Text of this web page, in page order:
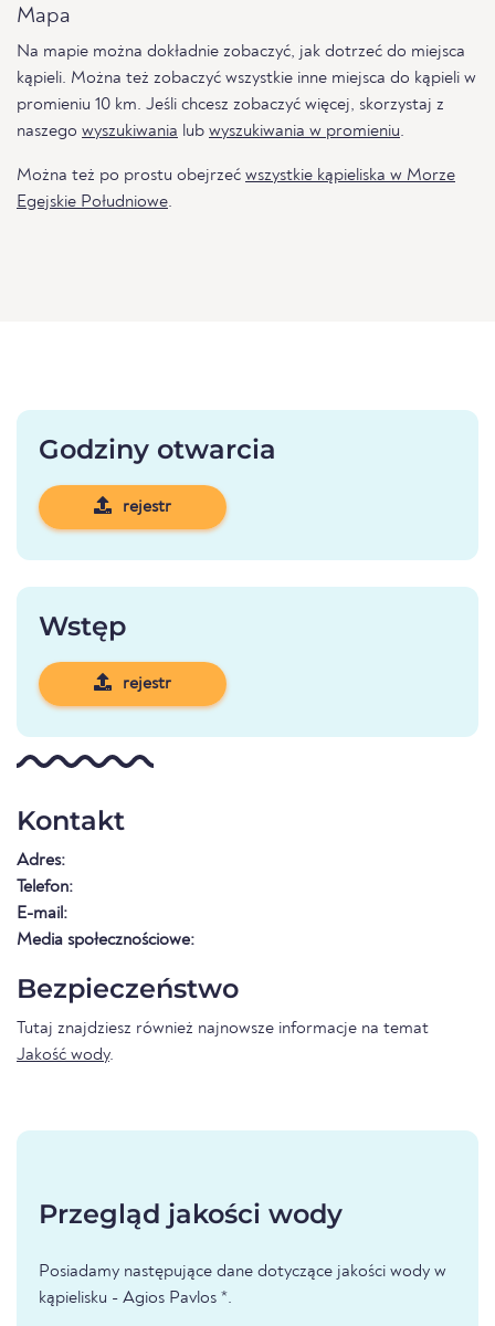
Mapa
Na mapie można dokładnie zobaczyć, jak dotrzeć do miejsca
kąpieli. Można też zobaczyć wszystkie inne miejsca do kąpieli w
promieniu 10 km. Jeśli chcesz zobaczyć więcej, skorzystaj z
naszego wyszukiwania lub wyszukiwania w promieniu.
Można też po prostu obejrzeć wszystkie kąpieliska w Morze
Egejskie Południowe.
Godziny otwarcia
rejestr
Wstęp
rejestr
Kontakt
Adres:
Telefon:
E-mail:
Media społecznościowe:
Bezpieczeństwo
Tutaj znajdziesz również najnowsze informacje na temat
Jakość wody.
Przegląd jakości wody
Posiadamy następujące dane dotyczące jakości wody w
kąpielisku - Agios Pavlos *.